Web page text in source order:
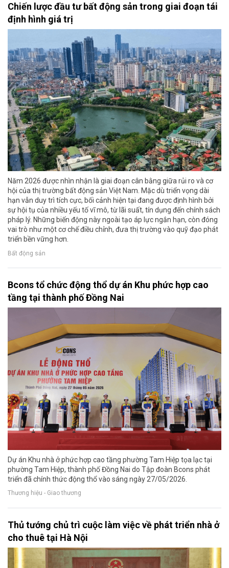
Chiến lược đầu tư bất động sản trong giai đoạn tái
định hình giá trị
Năm 2026 được nhìn nhận là giai đoạn cân bằng giữa rủi ro và cơ
hội của thị trường bất động sản Việt Nam. Mặc dù triển vọng dài
hạn vẫn duy trì tích cực, bối cảnh hiện tại đang được định hình bởi
sự hội tụ của nhiều yếu tố vĩ mô, từ lãi suất, tín dụng đến chính sách
pháp lý. Những biến động này ngoài tạo áp lực ngắn hạn, còn đóng
vai trò như một cơ chế điều chỉnh, đưa thị trường vào quỹ đạo phát
triển bền vững hơn.
Bất động sản
Bcons tổ chức động thổ dự án Khu phức hợp cao
tầng tại thành phố Đồng Nai
Dự án Khu nhà ở phức hợp cao tầng phường Tam Hiệp tọa lạc tại
phường Tam Hiệp, thành phố Đồng Nai do Tập đoàn Bcons phát
triển đã chính thức động thổ vào sáng ngày 27/05/2026.
Thương hiệu - Giao thương
Thủ tướng chủ trì cuộc làm việc về phát triển nhà ở
cho thuê tại Hà Nội